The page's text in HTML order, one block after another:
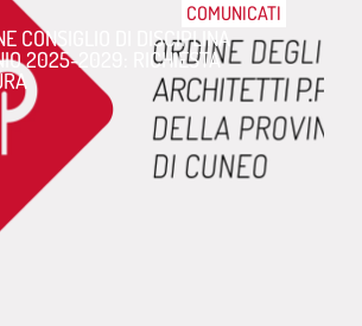
COMUNICATI
CONSIGLIO DI DISCIPLINA
2025-2029: RICHIESTA